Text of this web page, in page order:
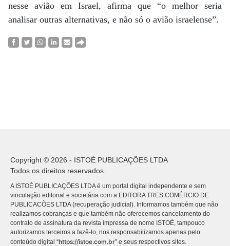
nesse avião em Israel, afirma que “o melhor seria
analisar outras alternativas, e não só o avião israelense”.
Copyright © 2026 - ISTOÉ PUBLICAÇÕES LTDA
Todos os direitos reservados.
A ISTOÉ PUBLICAÇÕES LTDA é um portal digital independente e sem
vinculação editorial e societária com a EDITORA TRES COMÉRCIO DE
PUBLICACÕES LTDA (recuperação judicial). Informamos também que não
realizamos cobranças e que também não oferecemos cancelamento do
contrato de assinatura da revista impressa de nome ISTOÉ, tampouco
autorizamos terceiros a fazê-lo, nos responsabilizamos apenas pelo
conteúdo digital “https://istoe.com.br” e seus respectivos sites.